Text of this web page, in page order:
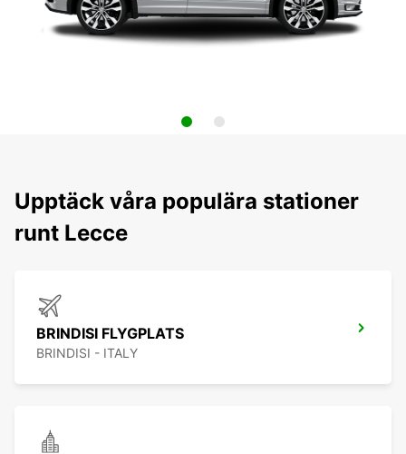
Upptäck våra populära stationer
runt Lecce
BRINDISI FLYGPLATS
BRINDISI - ITALY